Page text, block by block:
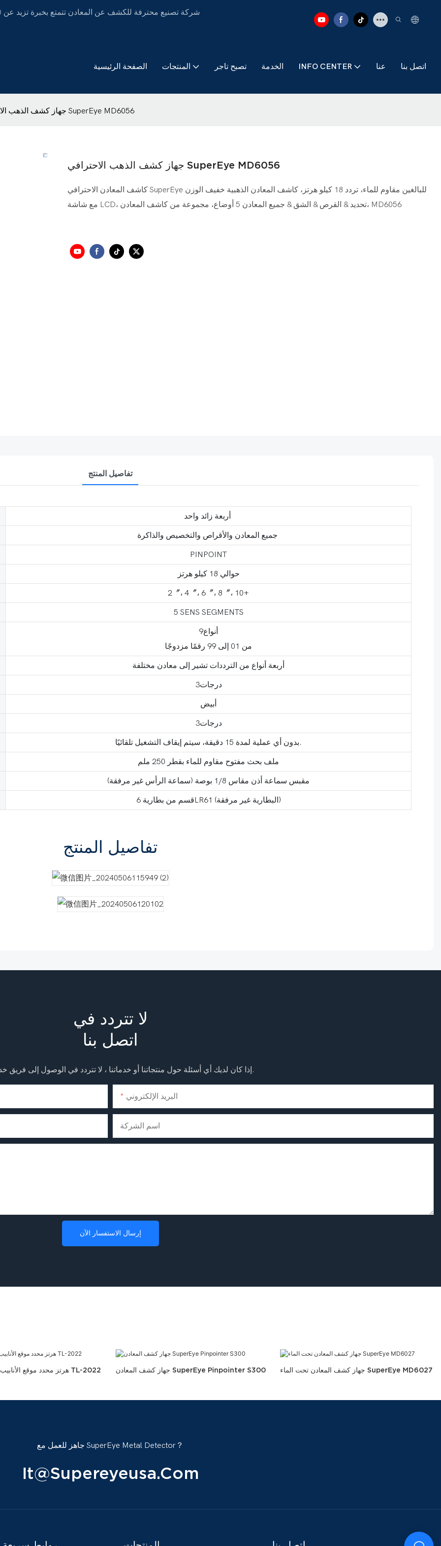
الصفحة الرئيسية المنتجات تصبح تاجر الخدمة INFO CENTER عنا اتصل بنا
جهاز كشف الذهب الاحترافي SuperEye MD6056
جهاز كشف الذهب الاحترافي SuperEye MD6056
كاشف المعادن الاحترافي SuperEye للبالغين مقاوم للماء، تردد 18 كيلو هرتز، كاشف المعادن الذهبية خفيف الوزن
مع شاشة LCD، تحديد & القرص & الشق & جميع المعادن 5 أوضاع، مجموعة من كاشف المعادن، MD6056
تفاصيل المنتج
PINPOINT
حوالي 18 كيلو هرتز
2〞، 4〞، 6〞، 8〞، 10+
5 SENS SEGMENTS
أنواع9
من 01 إلى 99 رقمًا مزدوجًا
أربعة أنواع من الترددات تشير إلى معادن مختلفة
درجات3
أبيض
درجات3
بدون أي عملية لمدة 15 دقيقة، سيتم إيقاف التشغيل تلقائيًا.
ملف بحث مفتوح مقاوم للماء بقطر 250 ملم
مقبس سماعة أذن مقاس 1/8 بوصة (سماعة الرأس غير مرفقة)
قسم من بطارية 6LR61 (البطارية غير مرفقة)
تفاصيل المنتج
لا تتردد في
اتصل بنا
إذا كان لديك أي أسئلة حول منتجاتنا أو خدماتنا ، لا تتردد في الوصول إلى فريق خدمة العملاء.
البريد الإلكتروني
اسم الشركة
إرسال الاستفسار الآن
SuperEye 512 هرتز محدد موقع الأنابيب TL-2022 جهاز كشف المعادن SuperEye Pinpointer S300 جهاز كشف المعادن تحت الماء SuperEye MD6027
جاهز للعمل مع SuperEye Metal Detector？
It@supereyeusa.com